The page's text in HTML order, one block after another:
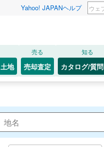
Yahoo! JAPANヘルプ
土地
売る
売却査定
知る
カタログ/質問